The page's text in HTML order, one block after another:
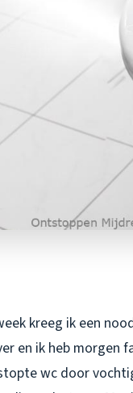
kreeg ik een
en ik heb morgen
wc door